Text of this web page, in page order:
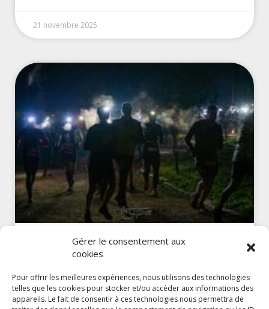
Gérer le consentement aux
cookies
Pour offrir les meilleures expériences, nous utilisons des technologies
telles que les cookies pour stocker et/ou accéder aux informations des
appareils. Le fait de consentir à ces technologies nous permettra de
21 novembre 2025
20241116 – Trail des forges
JE DÉCOUVRE »